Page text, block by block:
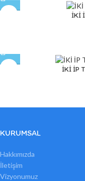
İKİ
İKİ İP
KURUMSAL
Hakkımızda
İletişim
Vizyonumuz